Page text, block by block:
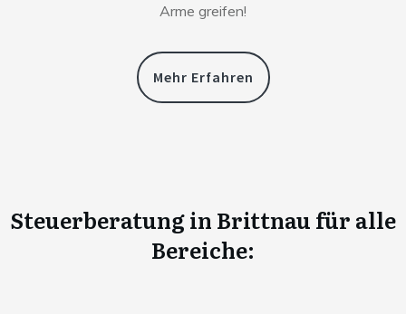
Arme greifen!
Mehr Erfahren
Steuerberatungin Brittnau für alle
Bereiche: